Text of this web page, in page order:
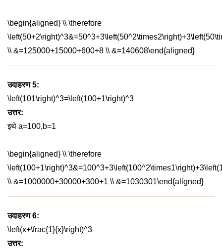
\begin{aligned} \\ \therefore
\\ &=125000+15000+600+8 \\ &=140608\end{aligned}
उदाहरण 5:
\left(101\right)^3=\left(100+1\right)^3
उत्तर:
इथे a=100,b=1
\begin{aligned} \\ \therefore
\\ &=1000000+30000+300+1 \\ &=1030301\end{aligned}
उदाहरण 6:
\left(x+\frac{1}{x}\right)^3
उत्तर: